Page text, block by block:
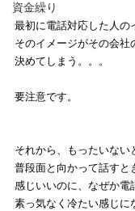
資金繰り
最初に電話対応した人の
そのイメージがその会社
決めてしまう。。。
要注意です。
それから、もったいない
普段面と向かって話すと
感じいいのに、なぜか電
素っ気なく冷たい感じに